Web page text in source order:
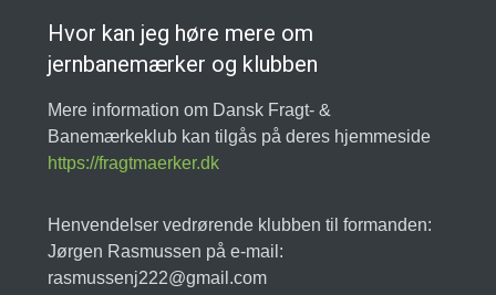
Hvor kan jeg høre mere om
jernbanemærker og klubben
Mere information om Dansk Fragt- &
Banemærkeklub kan tilgås på deres hjemmeside
https://fragtmaerker.dk
Henvendelser vedrørende klubben til formanden:
Jørgen Rasmussen på e-mail:
rasmussenj222@gmail.com